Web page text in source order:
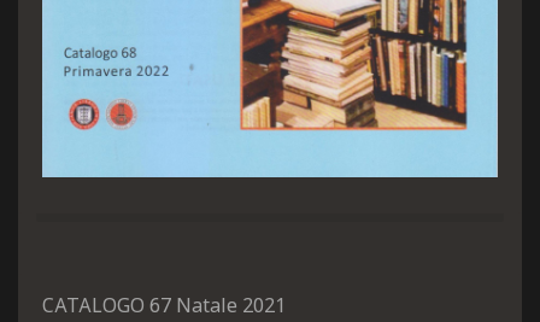
CATALOGO 67 Natale 2021